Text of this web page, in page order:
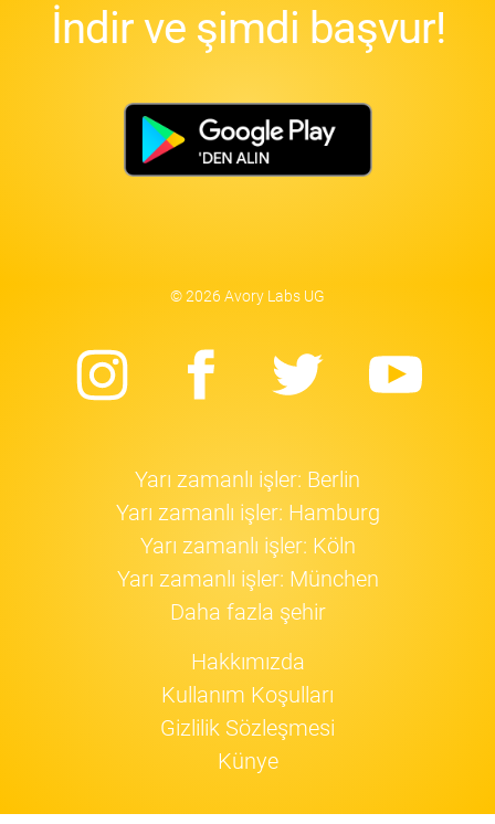
İndir ve şimdi başvur!
© 2026 Avory Labs UG
Instagram
Facebook
Twitter
Yarı zamanlı işler: Berlin
Yarı zamanlı işler: Hamburg
Yarı zamanlı işler: Köln
Yarı zamanlı işler: München
Daha fazla şehir
Hakkımızda
Kullanım Koşulları
Gizlilik Sözleşmesi
Künye